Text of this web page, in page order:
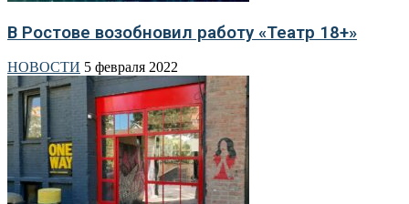
В Ростове возобновил работу «Театр 18+»
НОВОСТИ 5 февраля 2022